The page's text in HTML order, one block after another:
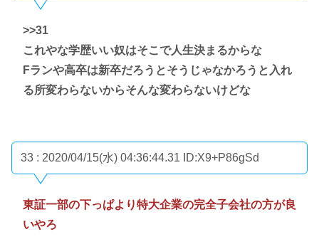
>>31
これやな学歴いい奴はそこで人生決まるからな
Fランや高卒は新卒だろうとそうじゃなかろうと入れ
る所変わらないからそんな変わらないけどな
33 : 2020/04/15(水) 04:36:44.31 ID:X9+P86gSd
東証一部の下っぱより特大企業の完全子会社の方が良
いやろ